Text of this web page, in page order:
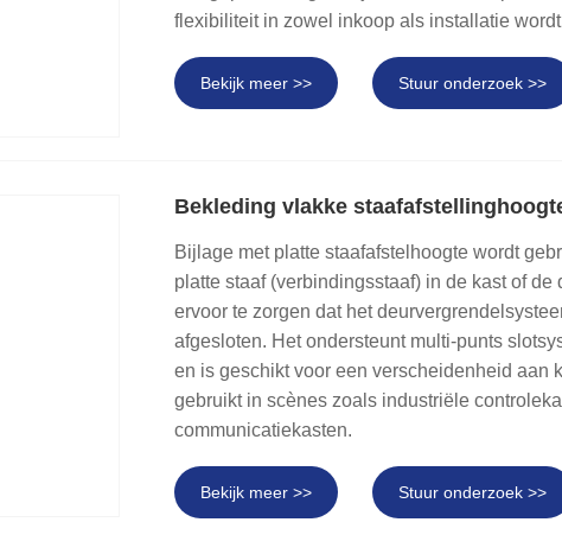
flexibiliteit in zowel inkoop als installatie
Bekijk meer >> Stuur onderzoek >>
Bekleding vlakke
Bijlage met platte staafafstelhoogte wordt
platte staaf (verbindingsstaaf) in de kast of
ervoor te zorgen dat het
afgesloten. Het ondersteunt multi-punts
en is geschikt voor een verscheidenheid aan
gebruikt in scènes zoals industriële
communicatiekasten.
Bekijk meer >> Stuur onderzoek >>